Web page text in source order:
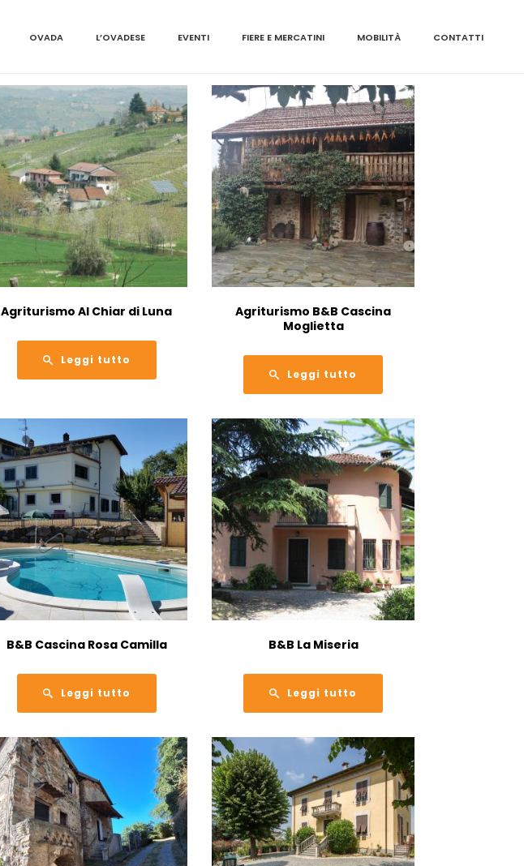
OVADA L’OVADESE EVENTI FIERE E MERCATINI MOBILITÀ CONTATTI
Agriturismo Al Chiar di Luna
Leggi tutto
Agriturismo B&B Cascina
Moglietta
Leggi tutto
B&B Cascina Rosa Camilla
Leggi tutto
B&B La Miseria
Leggi tutto